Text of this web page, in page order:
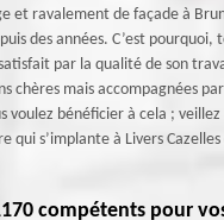
et ravalement de façade à
des années. C’est pourquoi,
par la qualité de son
chères mais accompagnées
voulez bénéficier à cela ;
qui s’implante à Livers
compétents pour